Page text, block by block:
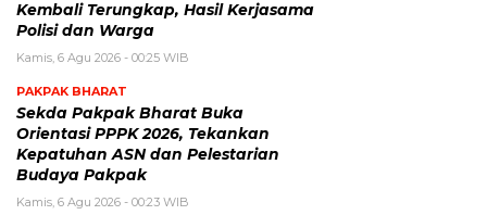
Kembali Terungkap, Hasil Kerjasama
Polisi dan Warga
Kamis, 6 Agu 2026 - 00:25 WIB
PAKPAK BHARAT
Sekda Pakpak Bharat Buka
Orientasi PPPK 2026, Tekankan
Kepatuhan ASN dan Pelestarian
Budaya Pakpak
Kamis, 6 Agu 2026 - 00:23 WIB